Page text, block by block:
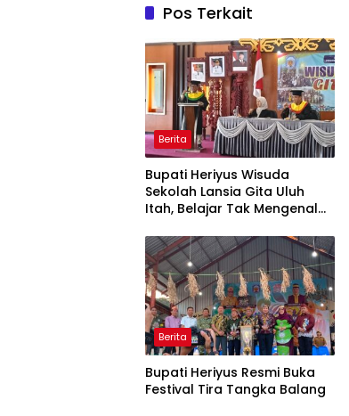
Pos Terkait
Berita
Bupati Heriyus Wisuda
Sekolah Lansia Gita Uluh
Itah, Belajar Tak Mengenal
Berita
Bupati Heriyus Resmi Buka
Festival Tira Tangka Balang